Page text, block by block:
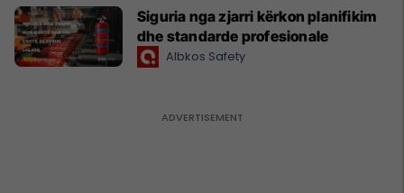
Siguria nga zjarri kërkon planifikim
dhe standarde profesionale
Albkos Safety